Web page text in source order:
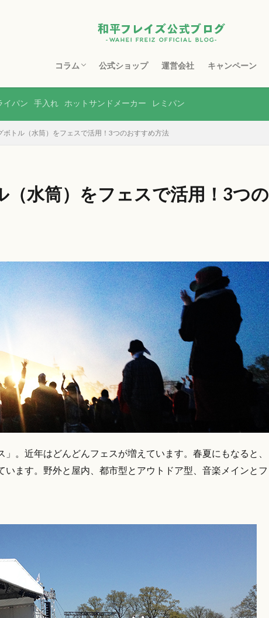
コラム
フライパン
鉄フライパン
スキレット
マルチポット
ホーロー製品
ステンレス製品
銅製品
ホットサンドメーカー
包丁・まな板
水切り・収納
土鍋
ボトル・タンブラー
レンジ調理器
その他
公式ショップ 運営会社 キャンペーン
イパン 手入れ ホットサンドメーカー レミパン
ボトル（水筒）をフェスで活用！3つのおすすめ方法
（水筒）をフェスで活用！3つの
」。近年はどんどんフェスが増えています。春夏にもなると、
ます。野外と屋内、都市型とアウトドア型、音楽メインとフ